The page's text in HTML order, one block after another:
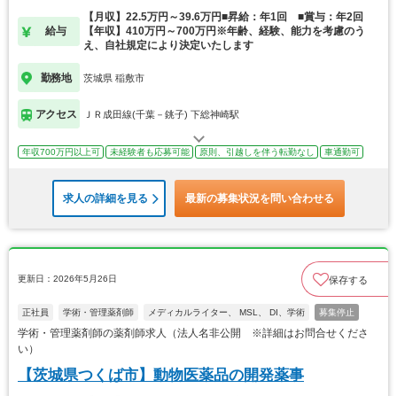
給与
【月収】22.5万円～39.6万円■昇給：年1回 ■賞与：年2回
【年収】410万円～700万円※年齢、経験、能力を考慮のう
え、自社規定により決定いたします
勤務地 茨城県 稲敷市
アクセス ＪＲ成田線(千葉－銚子) 下総神崎駅
年収700万円以上可 未経験者も応募可能 原則、引越しを伴う転勤なし 車通勤可
求人の詳細を見る 最新の募集状況を問い合わせる
更新日：2026年5月26日 保存する
正社員 学術・管理薬剤師 メディカルライター、 MSL、 DI、学術 募集停止
学術・管理薬剤師の薬剤師求人（法人名非公開 ※詳細はお問合せくださ
い）
【茨城県つくば市】動物医薬品の開発薬事